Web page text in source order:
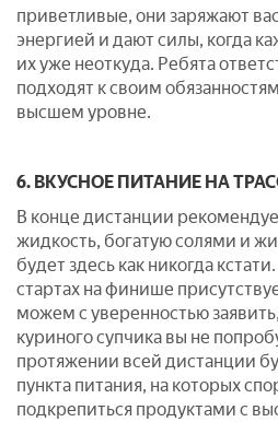
приветливые, они заряжают
энергией и дают силы, когда
их уже неоткуда. Ребята
подходят к своим
высшем уровне.
6. ВКУСНОЕ ПИТАНИЕ НА
В конце дистанции
жидкость, богатую солями и
будет здесь как никогда
стартах на финише
можем с уверенностью
куриного супчика вы не
протяжении всей дистанции
пункта питания, на которых
подкрепиться продуктами с